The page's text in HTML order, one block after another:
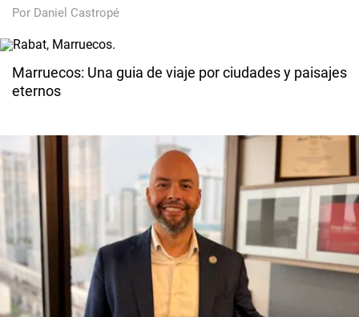
Por Daniel Castropé
Marruecos: Una guia de viaje por ciudades y paisajes
eternos